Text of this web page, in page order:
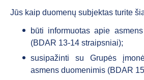
Jūs kaip duomenų subjektas turite
būti informuotas apie
(BDAR 13-14 straipsniai);
susipažinti su Grupės
asmens duomenimis (BDAR